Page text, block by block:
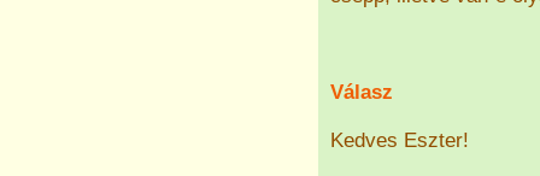
Válasz
Kedves Eszter!